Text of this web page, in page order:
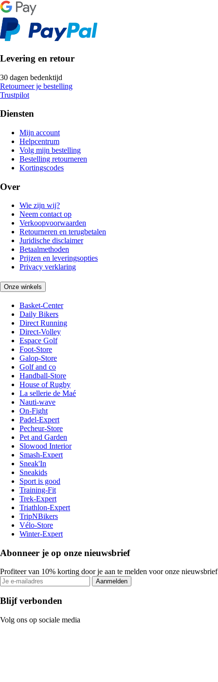
Levering en retour
30 dagen bedenktijd
Retourneer je bestelling
Trustpilot
Diensten
Mijn account
Helpcentrum
Volg mijn bestelling
Bestelling retourneren
Kortingscodes
Over
Wie zijn wij?
Neem contact op
Verkoopvoorwaarden
Retourneren en terugbetalen
Juridische disclaimer
Betaalmethoden
Prijzen en leveringsopties
Privacy verklaring
Onze winkels
Basket-Center
Daily Bikers
Direct Running
Direct-Volley
Espace Golf
Foot-Store
Galop-Store
Golf and co
Handball-Store
House of Rugby
La sellerie de Maé
Nauti-wave
On-Fight
Padel-Expert
Pecheur-Store
Pet and Garden
Slowood Interior
Smash-Expert
Sneak'In
Sneakids
Sport is good
Training-Fit
Trek-Expert
Triathlon-Expert
TripNBikers
Vélo-Store
Winter-Expert
Abonneer je op onze nieuwsbrief
Profiteer van 10% korting door je aan te melden voor onze nieuwsbrief
Aanmelden
Blijf verbonden
Volg ons op sociale media